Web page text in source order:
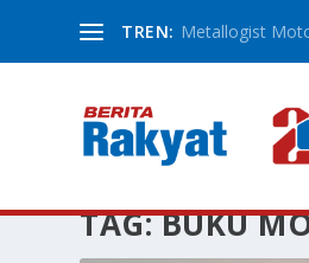
TREN: Metallogist
TAG:BUKU